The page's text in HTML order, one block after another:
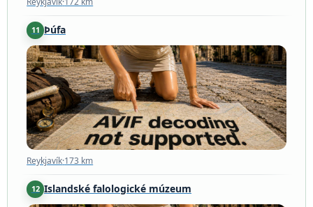
11 Þúfa
Reykjavík·173 km
Reykjavík·173 km
12 Islandské falologické múzeum